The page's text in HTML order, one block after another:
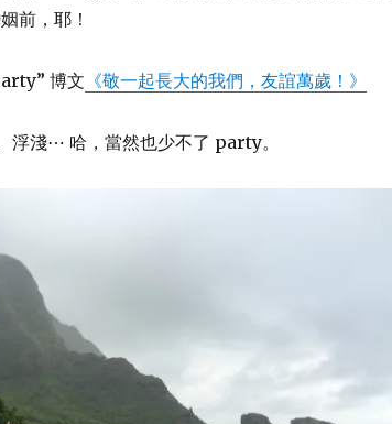
前，耶！
博文 《敬一起長大的我們，友誼萬歲！》
浮淺⋯ 哈，當然也少不了 party。